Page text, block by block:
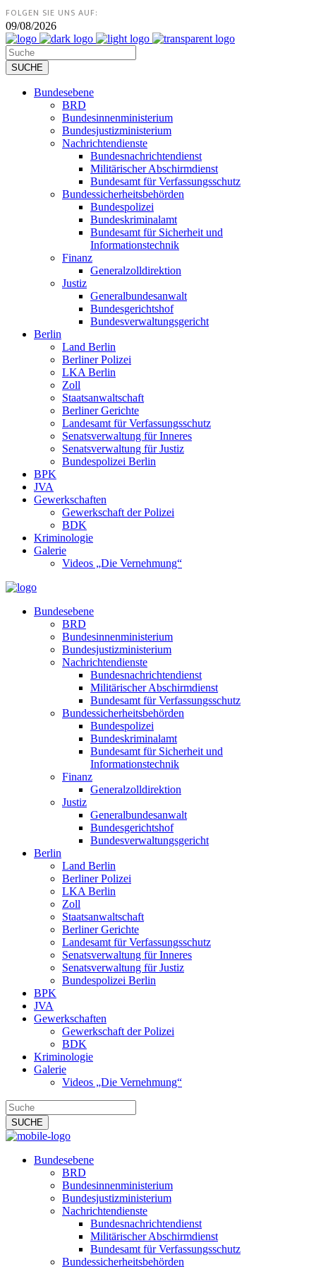
FOLGEN SIE UNS AUF:
09/08/2026
Bundesebene
BRD
Bundesinnenministerium
Bundesjustizministerium
Nachrichtendienste
Bundesnachrichtendienst
Militärischer Abschirmdienst
Bundesamt für Verfassungsschutz
Bundessicherheitsbehörden
Bundespolizei
Bundeskriminalamt
Bundesamt für Sicherheit und
Informationstechnik
Finanz
Generalzolldirektion
Justiz
Generalbundesanwalt
Bundesgerichtshof
Bundesverwaltungsgericht
Berlin
Land Berlin
Berliner Polizei
LKA Berlin
Zoll
Staatsanwaltschaft
Berliner Gerichte
Landesamt für Verfassungsschutz
Senatsverwaltung für Inneres
Senatsverwaltung für Justiz
Bundespolizei Berlin
BPK
JVA
Gewerkschaften
Gewerkschaft der Polizei
BDK
Kriminologie
Galerie
Videos „Die Vernehmung“
Bundesebene
BRD
Bundesinnenministerium
Bundesjustizministerium
Nachrichtendienste
Bundesnachrichtendienst
Militärischer Abschirmdienst
Bundesamt für Verfassungsschutz
Bundessicherheitsbehörden
Bundespolizei
Bundeskriminalamt
Bundesamt für Sicherheit und
Informationstechnik
Finanz
Generalzolldirektion
Justiz
Generalbundesanwalt
Bundesgerichtshof
Bundesverwaltungsgericht
Berlin
Land Berlin
Berliner Polizei
LKA Berlin
Zoll
Staatsanwaltschaft
Berliner Gerichte
Landesamt für Verfassungsschutz
Senatsverwaltung für Inneres
Senatsverwaltung für Justiz
Bundespolizei Berlin
BPK
JVA
Gewerkschaften
Gewerkschaft der Polizei
BDK
Kriminologie
Galerie
Videos „Die Vernehmung“
Bundesebene
BRD
Bundesinnenministerium
Bundesjustizministerium
Nachrichtendienste
Bundesnachrichtendienst
Militärischer Abschirmdienst
Bundesamt für Verfassungsschutz
Bundessicherheitsbehörden